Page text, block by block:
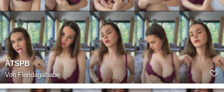
ATSPB
Von Floridagalbabe